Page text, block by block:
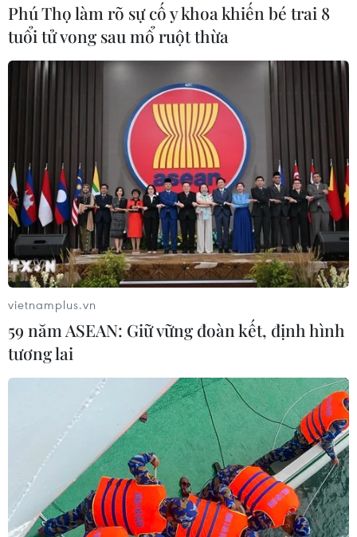
Phú Thọ làm rõ sự cố y khoa khiến bé trai 8
tuổi tử vong sau mổ ruột thừa
vietnamplus.vn
59 năm ASEAN: Giữ vững đoàn kết, định hình
tương lai